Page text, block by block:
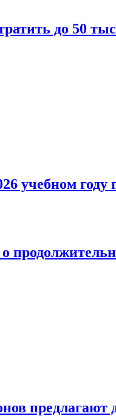
до 50
учебном
предлагают